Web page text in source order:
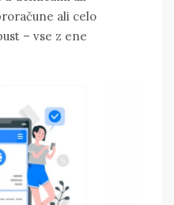
ali celo
– vse z ene